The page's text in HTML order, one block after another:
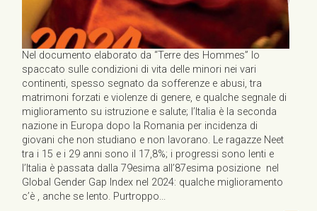
Nel documento elaborato da “Terre des Hommes” lo
spaccato sulle condizioni di vita delle minori nei vari
continenti, spesso segnato da sofferenze e abusi, tra
matrimoni forzati e violenze di genere, e qualche segnale di
miglioramento su istruzione e salute; l’Italia è la seconda
nazione in Europa dopo la Romania per incidenza di
giovani che non studiano e non lavorano. Le ragazze Neet
tra i 15 e i 29 anni sono il 17,8%; i progressi sono lenti e
l’Italia è passata dalla 79esima all’87esima posizione nel
Global Gender Gap Index nel 2024: qualche miglioramento
c’è , anche se lento. Purtroppo...